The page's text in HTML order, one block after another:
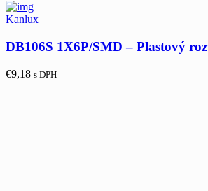
Kanlux
DB106S 1X6P/SMD – Plastový
€9,18 s DPH